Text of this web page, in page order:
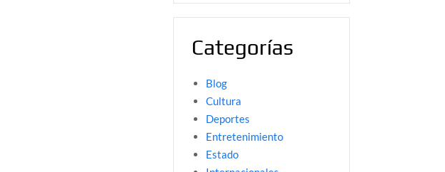
Categorías
Blog
Cultura
Deportes
Entretenimiento
Estado